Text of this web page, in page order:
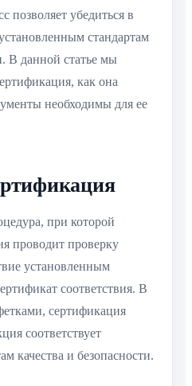
позволяет убедиться в
стандартам
В данной статье мы
как она
необходимы для ее
при которой
проводит проверку
установленным
соответствия. В
сертификация
соответствует
качества и безопасности.